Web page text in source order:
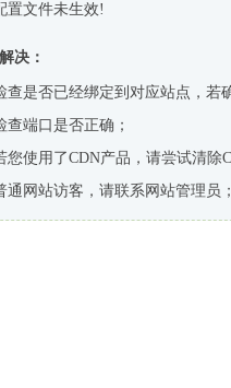
置文件未生效!
决：
查是否已经绑定到对应站点，若
查端口是否正确；
您使用了CDN产品，请尝试清除
通网站访客，请联系网站管理员；